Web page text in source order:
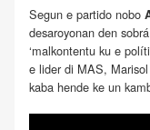
Segun e partido nobo
desaroyonan den
‘malkontentu ku e
e lider di MAS,
kaba hende ke un